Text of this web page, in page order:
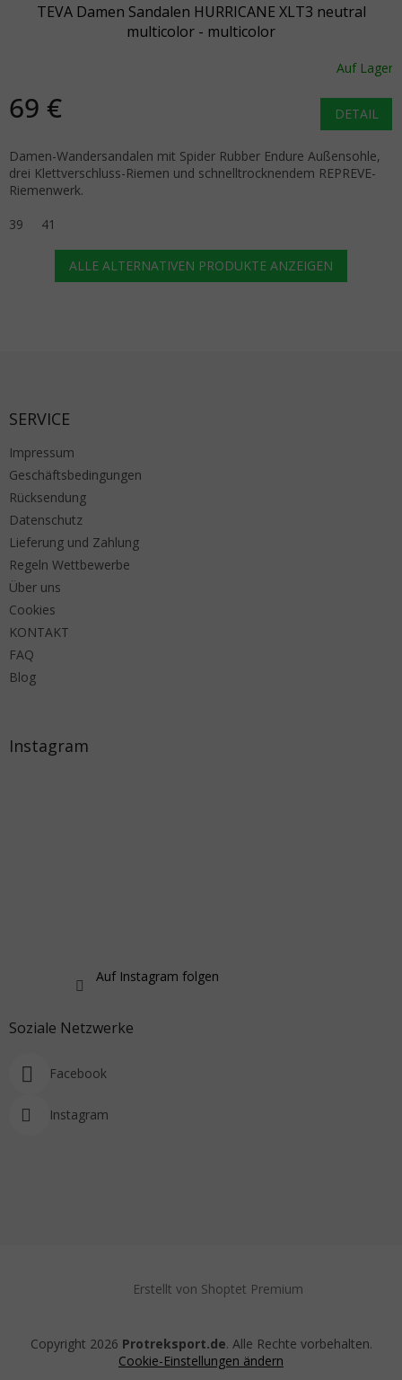
TEVA Damen Sandalen HURRICANE XLT3 neutral
multicolor - multicolor
Auf Lager
69 € DETAIL
Damen-Wandersandalen mit Spider Rubber Endure Außensohle,
drei Klettverschluss-Riemen und schnelltrocknendem REPREVE-
Riemenwerk.
39
41
ALLE ALTERNATIVEN PRODUKTE ANZEIGEN
SERVICE
Impressum
Geschäftsbedingungen
Rücksendung
Datenschutz
Lieferung und Zahlung
Regeln Wettbewerbe
Über uns
Cookies
KONTAKT
FAQ
Blog
Instagram
Auf Instagram folgen
Soziale Netzwerke
Facebook
Instagram
Erstellt von Shoptet Premium
Copyright 2026 Protreksport.de. Alle Rechte vorbehalten.
Cookie-Einstellungen ändern